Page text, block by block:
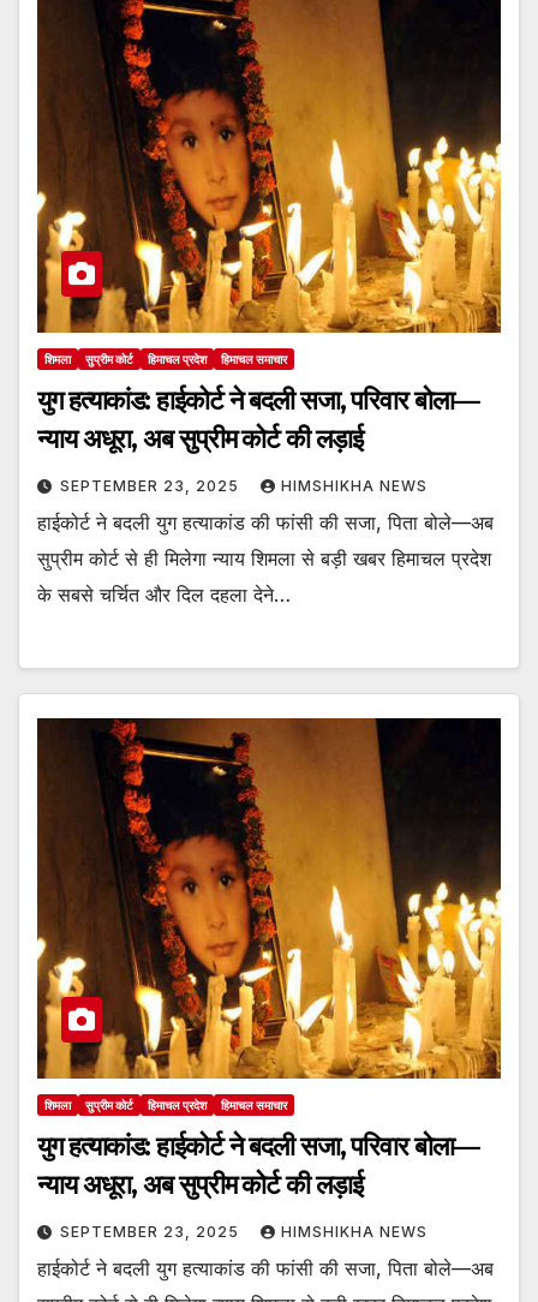
शिमला सुप्रीम कोर्ट हिमाचल प्रदेश हिमाचल समाचार
युग हत्याकांड: हाईकोर्ट ने बदली सजा, परिवार बोला—
न्याय अधूरा, अब सुप्रीम कोर्ट की लड़ाई
SEPTEMBER 23, 2025 HIMSHIKHA NEWS
हाईकोर्ट ने बदली युग हत्याकांड की फांसी की सजा, पिता बोले—अब
सुप्रीम कोर्ट से ही मिलेगा न्याय शिमला से बड़ी खबर हिमाचल प्रदेश
के सबसे चर्चित और दिल दहला देने…
शिमला सुप्रीम कोर्ट हिमाचल प्रदेश हिमाचल समाचार
युग हत्याकांड: हाईकोर्ट ने बदली सजा, परिवार बोला—
न्याय अधूरा, अब सुप्रीम कोर्ट की लड़ाई
SEPTEMBER 23, 2025 HIMSHIKHA NEWS
हाईकोर्ट ने बदली युग हत्याकांड की फांसी की सजा, पिता बोले—अब